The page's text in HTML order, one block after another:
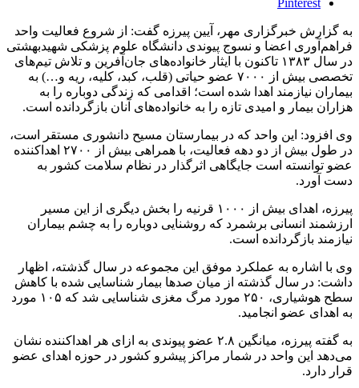
به گزارش خبرگزاری مهر، آیین پیرزه گفت: از شروع فعالیت واحد
فراهم‌آوری اعضا و نسوج پیوندی دانشگاه علوم پزشکی شهیدبهشتی
در سال ۱۳۸۳ تاکنون با ایثار خانواده‌های جان‌آفرین و تلاش تیم‌های
تخصصی بیش از ۷۰۰۰ عضو حیاتی (قلب، کبد، کلیه، ریه و…) به
بیماران نیازمند اهدا شده است؛ اقدامی که زندگی دوباره را به
هزاران بیمار و امیدی تازه را به خانواده‌های آنان بازگردانده است.
وی افزود: این واحد که در بیمارستان مسیح دانشوری مستقر است،
در طول بیش از دو دهه فعالیت، با همراهی بیش از ۲۷۰۰ اهداکننده
عضو توانسته است جایگاهی اثرگذار در نظام سلامت کشور به
دست آورد.
پیرزه، اهدای بیش از ۱۰۰۰ قرنیه را بخش دیگری از این مسیر
ارزشمند انسانی برشمرد که روشنایی دوباره را به چشم بیماران
نیازمند بازگردانده است.
وی با اشاره به عملکرد موفق این مجموعه در سال گذشته، اظهار
داشت: در سال گذشته از میان صدها بیمار شناسایی شده با کاهش
سطح هوشیاری، ۲۵۰ مورد مرگ مغزی شناسایی شد که ۱۰۵ مورد
به اهدای عضو انجامید.
به گفته‌ پیرزه، میانگین ۲.۸ عضو پیوندی به ازای هر اهداکننده نشان
می‌دهد این واحد در شمار مراکز پیشرو کشور در حوزه اهدای عضو
قرار دارد.